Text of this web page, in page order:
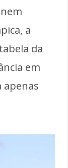
a
da
em
apenas